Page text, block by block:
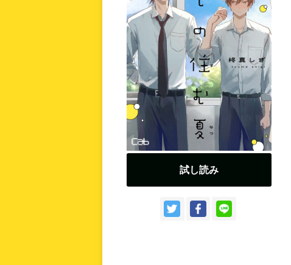
販売サイト
電子版
書籍版
グッズ
ご意見・ご感想
お問い合わせ
持ち込み・作品投稿
作家さんへのプレゼント品
ドラマCD試し読み